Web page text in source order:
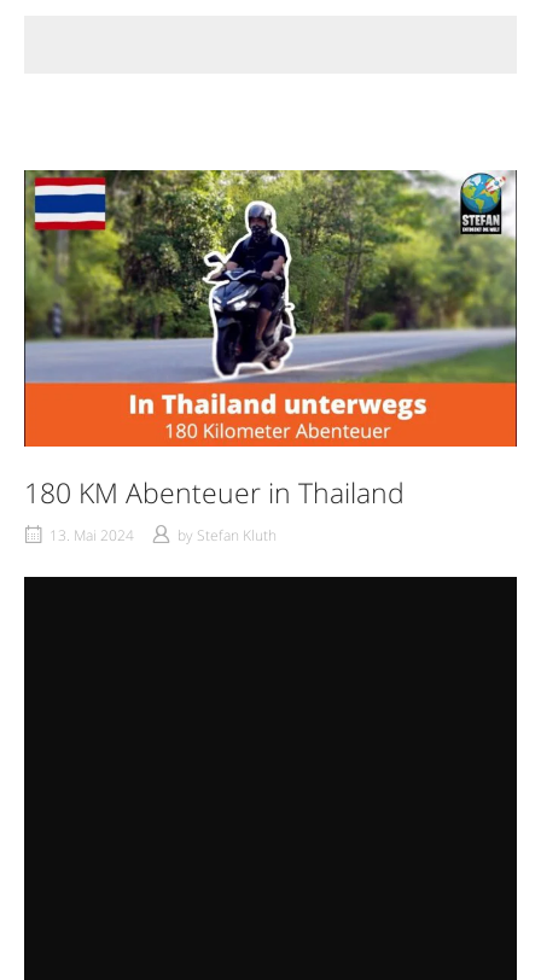
180 KM Abenteuer in Thailand
13. Mai 2024 by Stefan Kluth